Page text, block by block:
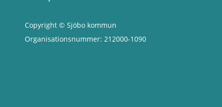
Copyright © Sjöbo kommun
Organisationsnummer: 212000-1090